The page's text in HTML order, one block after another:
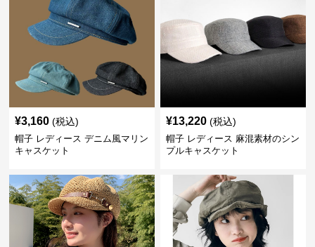
¥3,160 (税込)
帽子 レディース デニム風マリン
キャスケット
¥13,220 (税込)
帽子 レディース 麻混素材のシン
プルキャスケット